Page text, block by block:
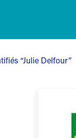
“Julie Delfour”